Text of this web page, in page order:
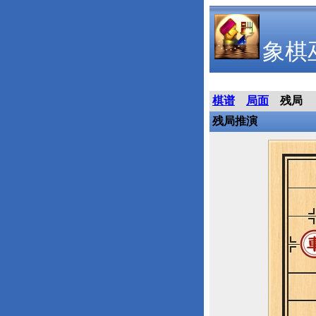
象棋
棋谱 局面
残局
残局推演